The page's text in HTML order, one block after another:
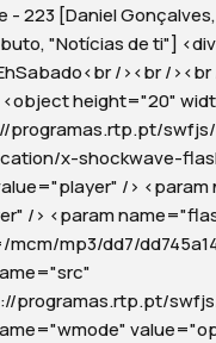
- 223 [Daniel
"Notícias de ti"]
/><br /
<object height="20"
x-shockwave-
/> <param
/> <param
mp3/dd7/
programas.rtp.pt/